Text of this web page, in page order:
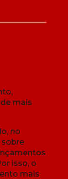
mais
no
sobre
isso, o
mais